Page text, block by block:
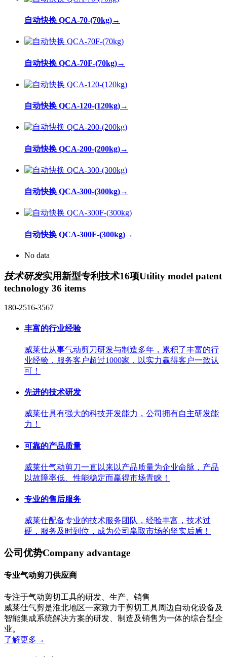
自动快换 QCA-70-(70kg)→
自动快换 QCA-70F-(70kg)→
自动快换 QCA-120-(120kg)→
自动快换 QCA-200-(200kg)→
自动快换 QCA-300-(300kg)→
自动快换 QCA-300F-(300kg)→
No data
技术研发实用新型专利技术16项Utility model patent
technology 36 items
180-2516-3567
丰富的行业经验
威莱仕从事气动剪刀研发与制造多年，累积了丰富的行
业经验，服务客户超过1000家，以实力赢得客户一致认
可！
先进的技术研发
威莱仕具有强大的科技开发能力，公司拥有自主研发能
力！
可靠的产品质量
威莱仕气动剪刀一直以来以产品质量为企业命脉，产品
以故障率低、性能稳定而赢得市场青睐！
专业的售后服务
威莱仕配备专业的技术服务团队，经验丰富，技术过
硬，服务及时到位，成为公司赢取市场的坚实后盾！
公司优势Company advantage
专业气动剪刀供应商
专注于气动剪切工具的研发、生产、销售
威莱仕气剪是淮北地区一家致力于剪切工具周边自动化设备及
智能集成系统解决方案的研发、制造及销售为一体的综合型企
业。
了解更多 →